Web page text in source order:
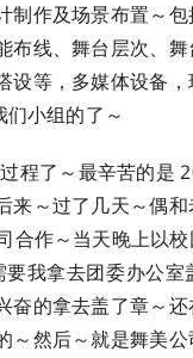
作及场景布置～
布线、舞台层次、
设等，多媒体设备
小组的了～
程了～最辛苦的是
～过了几天～偶
合作～当天晚上以
我拿去团委办公
奋的拿去盖了章～
～然后～就是舞美